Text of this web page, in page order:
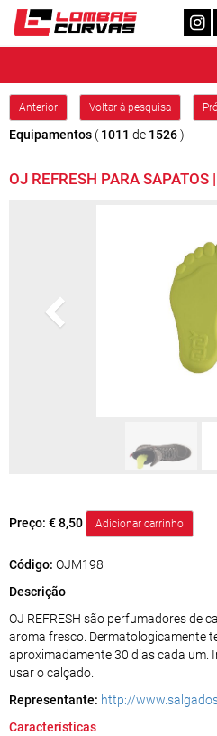
Anterior Voltar à pesquisa
Equipamentos (1011 de 1526)
OJ REFRESH PARA SAPATOS
Preço: € 8,50
Código: OJM198
Descrição
OJ REFRESH são perfumadores de
aroma fresco. Dermatologicamente
aproximadamente 30 dias cada um.
usar o calçado.
Representante: http://
Características